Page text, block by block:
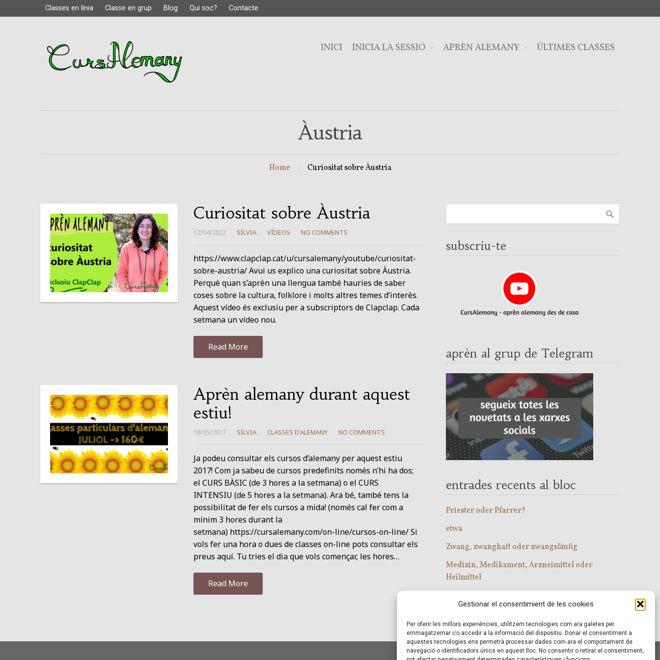
Gestionar el consentimient de les cookies
Per oferir les millors experiències, utilitzem tecnologies com ara galetes per
emmagatzemar i/o accedir a la informació del dispositiu. Donar el consentiment a
aquestes tecnologies ens permetrà processar dades com ara el comportament de
navegació o identificadors únics en aquest lloc. No consentir o retirar el consentiment,
Classes en línia Classe en grup Blog Qui soc? Contacte
INICI INICIA LA SESSIÓ APRÈN ALEMANY ÚLTIMES CLASSES
Àustria
Home Curiositat sobre Àustria
Curiositat sobre Àustria
12/04/2022 SÍLVIA VÍDEOS NO COMMENTS
https://www.clapclap.cat/u/cursalemany/youtube/curiositat-
sobre-austria/ Avui us explico una curiositat sobre Àustria.
Perquè quan s’aprèn una llengua també hauries de saber
coses sobre la cultura, folklore i molts altres temes d’interès.
Aquest vídeo és exclusiu per a subscriptors de Clapclap. Cada
setmana un vídeo nou.
Read More
Aprèn alemany durant aquest
estiu!
18/05/2017 SÍLVIA CLASSES D'ALEMANY NO COMMENTS
Ja podeu consultar els cursos d’alemany per aquest estiu
2017! Com ja sabeu de cursos predefinits només n’hi ha dos;
el CURS BÀSIC (de 3 hores a la setmana) o el CURS
INTENSIU (de 5 hores a la setmana). Ara bé, també tens la
possibilitat de fer els cursos a mida! (només cal fer com a
mínim 3 hores durant la
setmana) https://cursalemany.com/on-line/cursos-on-line/ Si
vols fer una hora o dues de classes on-line pots consultar els
preus aquí. Tu tries el dia que vols començar, les hores…
Read More
subscriu-te
aprèn al grup de Telegram
entrades recents al bloc
Priester oder Pfarrer?
etwa
Zwang, zwanghaft oder zwangsläufig
Medizin, Medikament, Arzneimittel oder
Heilmittel